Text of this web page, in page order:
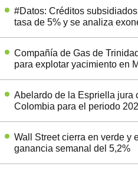
#Datos: Créditos
tasa de 5% y se analiza
Compañía de Gas de
para explotar yacimiento en
Abelardo de la Espriella jura
Colombia para el periodo
Wall Street cierra en verde y
ganancia semanal del 5,2%